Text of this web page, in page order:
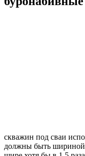
скважин под сваи
должны быть